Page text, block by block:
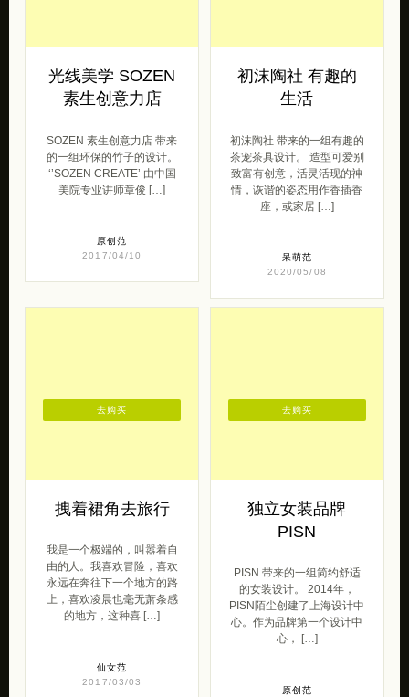
光线美学 SOZEN
素生创意力店
SOZEN 素生创意力店 带来
的一组环保的竹子的设计。
‘’SOZEN CREATE’ 由中国
美院专业讲师章俊 […]
原创范
2017/04/10
初沫陶社 有趣的
生活
初沫陶社 带来的一组有趣的
茶宠茶具设计。 造型可爱别
致富有创意，活灵活现的神
情，诙谐的姿态用作香插香
座，或家居 […]
呆萌范
2020/05/08
拽着裙角去旅行
我是一个极端的，叫嚣着自
由的人。我喜欢冒险，喜欢
永远在奔往下一个地方的路
上，喜欢凌晨也毫无萧条感
的地方，这种喜 […]
仙女范
2017/03/03
去购买
独立女装品牌
PISN
PISN 带来的一组简约舒适
的女装设计。 2014年，
PISN陌尘创建了上海设计中
心。作为品牌第一个设计中
心， […]
原创范
去购买